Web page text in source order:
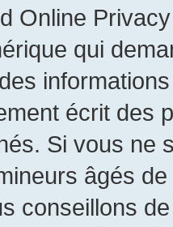
Online
qui
écrit des
Si vous ne
âgés
conseillons